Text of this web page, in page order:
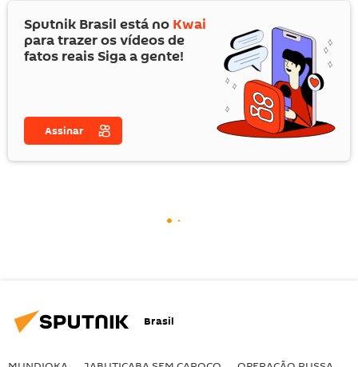
Sputnik Brasil está no Kwai
para trazer os vídeos de
fatos reais Siga a gente!
Assinar
Brasil